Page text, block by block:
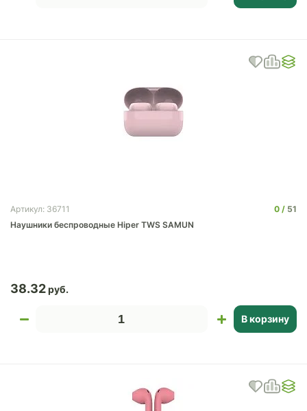
Артикул: 36711 0
51
Наушники беспроводные Hiper TWS SAMUN
38.32
В корзину